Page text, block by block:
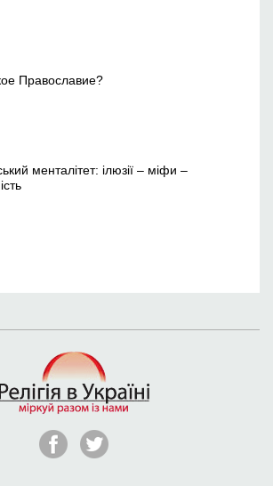
Православие?
менталітет: ілюзії – міфи –